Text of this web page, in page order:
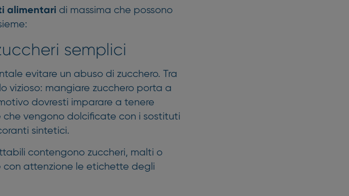
alimentari di massima che possono
semplici
evitare un abuso di zucchero. Tra
vizioso: mangiare zucchero porta a
dovresti imparare a tenere
che vengono dolcificate con i sostituti
sintetici.
contengono zuccheri, malti o
con attenzione le etichette degli